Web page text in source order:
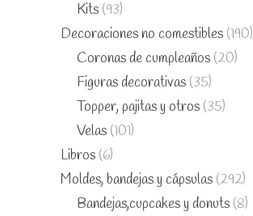
Kits (93)
Decoraciones no comestibles (190)
Coronas de cumpleaños (20)
Figuras decorativas (35)
Topper, pajitas y otros (35)
Velas (101)
Libros (6)
Moldes, bandejas y cápsulas (292)
Bandejas,cupcakes y donuts (8)